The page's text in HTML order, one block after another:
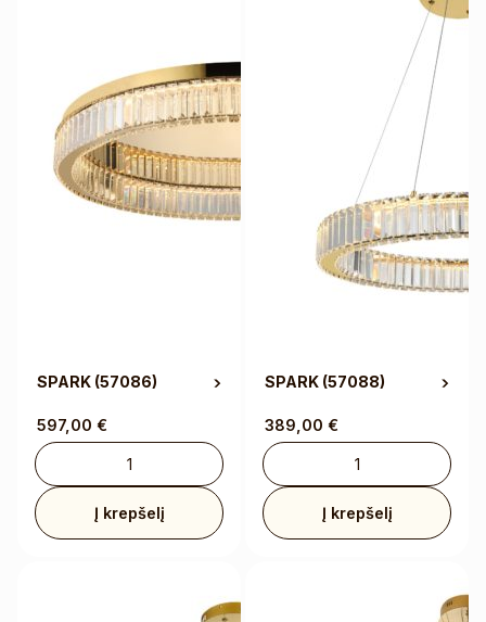
SPARK (57086)
597,00 €
Į krepšelį
SPARK (57088)
389,00 €
Į krepšelį